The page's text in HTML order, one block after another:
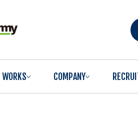
WORKS COMPANY